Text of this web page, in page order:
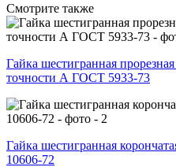
Смотрите также
Гайка шестигранная
точности А ГОСТ 5933-73
Гайка шестигранная
10606-72